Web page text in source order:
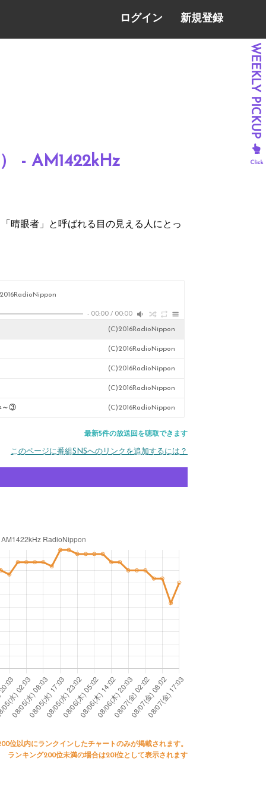
ログイン 新規登録
- AM1422kHz
晴眼者」と呼ばれる目の見える人にとっ
- 00:00 / 00:00
(C)2016RadioNippon
(C)2016RadioNippon
(C)2016RadioNippon
(C)2016RadioNippon
～③ (C)2016RadioNippon
最新5件の放送回を聴取できます
このページに番組SNSへのリンクを追加するには？
位以内にランクインしたチャートのみが掲載されます。
ランキング200位未満の場合は201位として表示されます